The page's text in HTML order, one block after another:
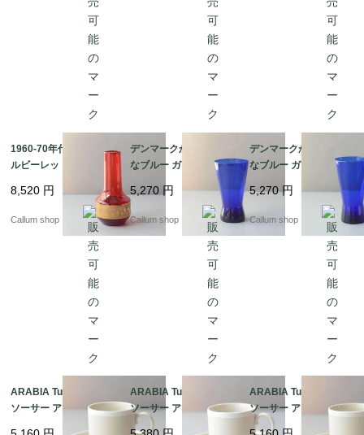
1960-70年代 チェコ製
ルビーレッドの花瓶 ボ
he 花器 グラス フラワ
ーベース ヴィンテージ
8,520 円
Callum shop
デンマークから きれい
なブルー ガラスの花瓶
コバルトブルー 花器 グ
ラス フラワーベース ヴ
ィンテージ_ig4987
5,270 円
Callum shop
デンマークから きれい
なブルー ガラスの花瓶
コバルトブルー 花器 グ
ラス フラワーベース ヴ
ィンテージ_ig4986
5,270円
Callum shop
ARABIA Tupa カップ&
ソーサー アラビア トゥ
ARABIA Tupa カップ&
ソーサー アラビア トゥ
パ フィンランド 北欧
ARABIA Tupa カップ&
ソーサー アラビア トゥ
パ フィンランド 北欧